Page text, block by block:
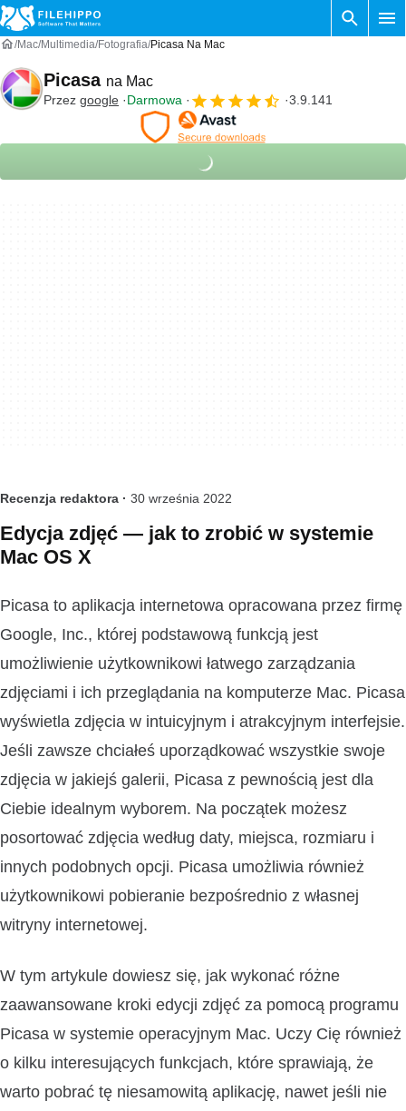
Mac Multimedia Fotografia Picasa Na Mac
Picasa na Mac
Przez google Darmowa 3.9.141
Recenzja redaktora · 30 września 2022
Edycja zdjęć — jak to zrobić w systemie
Mac OS X
Picasa to aplikacja internetowa opracowana przez firmę
Google, Inc., której podstawową funkcją jest
umożliwienie użytkownikowi łatwego zarządzania
zdjęciami i ich przeglądania na komputerze Mac. Picasa
wyświetla zdjęcia w intuicyjnym i atrakcyjnym interfejsie.
Jeśli zawsze chciałeś uporządkować wszystkie swoje
zdjęcia w jakiejś galerii, Picasa z pewnością jest dla
Ciebie idealnym wyborem. Na początek możesz
posortować zdjęcia według daty, miejsca, rozmiaru i
innych podobnych opcji. Picasa umożliwia również
użytkownikowi pobieranie bezpośrednio z własnej
witryny internetowej.
W tym artykule dowiesz się, jak wykonać różne
zaawansowane kroki edycji zdjęć za pomocą programu
Picasa w systemie operacyjnym Mac. Uczy Cię również
o kilku interesujących funkcjach, które sprawiają, że
warto pobrać tę niesamowitą aplikację, nawet jeśli nie